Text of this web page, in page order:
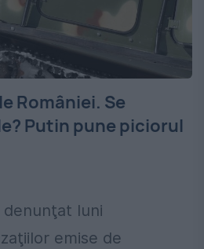
României. Se
Putin pune piciorul
denunţat luni
emise de